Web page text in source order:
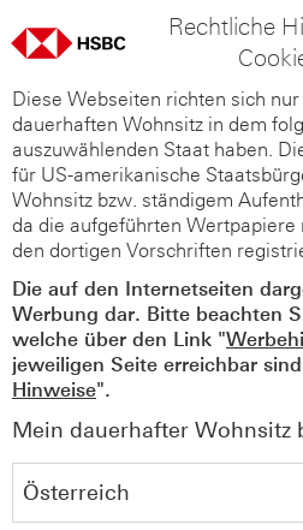
Rechtliche
Diese Webseiten richten sich
dauerhaften Wohnsitz in dem
auszuwählenden Staat haben.
für US-amerikanische
Wohnsitz bzw. ständigem
da die aufgeführten
den dortigen Vorschriften
Die auf den Internetseiten
Werbung dar. Bitte beachten
welche über den Link "
jeweiligen Seite erreichbar
Hinweise".
Mein dauerhafter Wohnsitz